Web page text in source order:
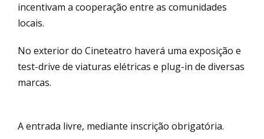
incentivam a cooperação entre as comunidades
locais.
No exterior do Cineteatro haverá uma exposição e
test-drive de viaturas elétricas e plug-in de diversas
marcas.
A entrada livre, mediante inscrição obrigatória.